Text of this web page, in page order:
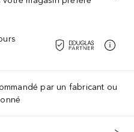
par un fabricant ou